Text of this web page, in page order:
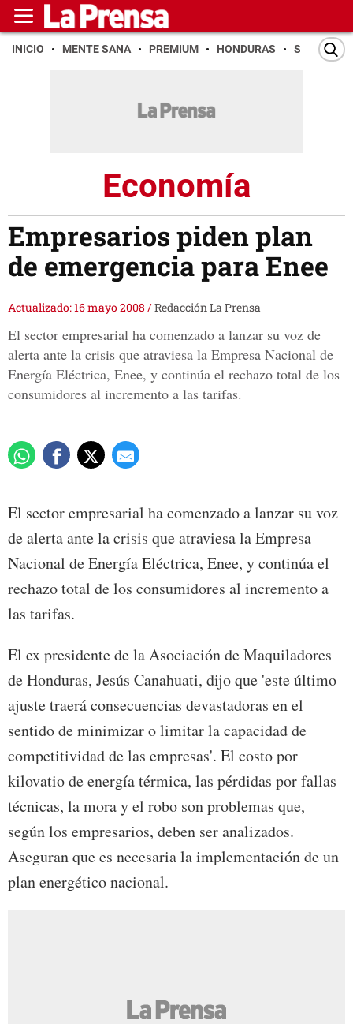
INICIO MENTE SANA PREMIUM HONDURAS SAN PEDRO
Economía
Empresarios piden plan
de emergencia para Enee
Actualizado: 16 mayo 2008 /Redacción La Prensa
El sector empresarial ha comenzado a lanzar su voz de
alerta ante la crisis que atraviesa la Empresa Nacional de
Energía Eléctrica, Enee, y continúa el rechazo total de los
consumidores al incremento a las tarifas.
El sector empresarial ha comenzado a lanzar su voz
de alerta ante la crisis que atraviesa la Empresa
Nacional de Energía Eléctrica, Enee, y continúa el
rechazo total de los consumidores al incremento a
las tarifas.
El ex presidente de la Asociación de Maquiladores
de Honduras, Jesús Canahuati, dijo que 'este último
ajuste traerá consecuencias devastadoras en el
sentido de minimizar o limitar la capacidad de
competitividad de las empresas'. El costo por
kilovatio de energía térmica, las pérdidas por fallas
técnicas, la mora y el robo son problemas que,
según los empresarios, deben ser analizados.
Aseguran que es necesaria la implementación de un
plan energético nacional.